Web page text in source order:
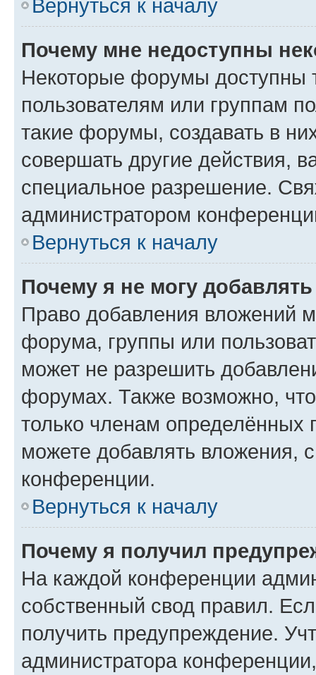
Вернуться к началу
Почему мне недоступны
Некоторые форумы доступны
пользователям или группам
такие форумы, создавать в
совершать другие действия,
специальное разрешение.
администратором
Вернуться к началу
Почему я не могу
Право добавления вложений
форума, группы или
может не разрешить
форумах. Также возможно,
только членам определённых
можете добавлять вложения,
конференции.
Вернуться к началу
Почему я получил
На каждой конференции
собственный свод правил.
получить предупреждение.
администратора